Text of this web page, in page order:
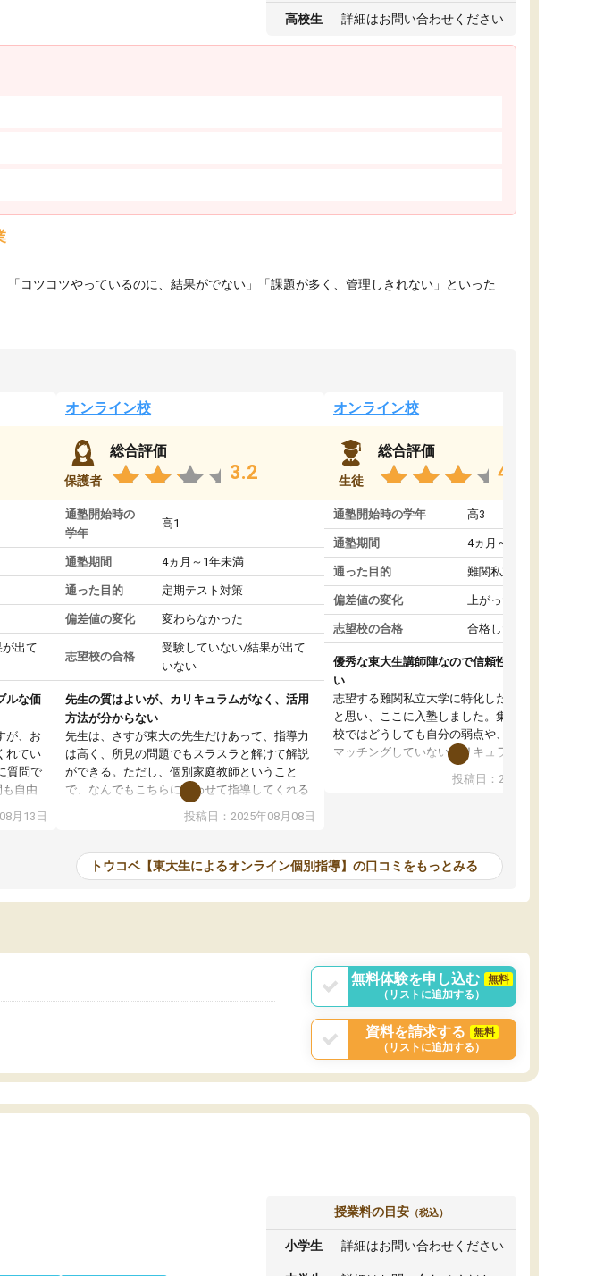
高校生 詳細はお問い合わせください
コツコツやっているのに、結果がでない」「課題が多く、管理しきれない」といった
出て
ルな価
が、お
れてい
質問で
自由
ると
があり
ます
月13日
オンライン校
保護者
総合評価
3.2
通塾開始時の
学年
高1
通塾期間 4ヵ月～1年未満
通った目的 定期テスト対策
偏差値の変化 変わらなかった
志望校の合格
受験していない/結果が出て
いない
先生の質はよいが、カリキュラムがなく、活用
方法が分からない
先生は、さすが東大の先生だけあって、指導力
は高く、所見の問題でもスラスラと解けて解説
ができる。ただし、個別家庭教師ということ
で、なんでもこちらに合わせて指導してくれる
のだが、具体的なカリキュラムがない。当方
は、授業の先取り学習をするため、学校の教科
いただいたが、1時間の時間を使って進められる
範囲は限られており、それであれば自学自習で
なく、上手い活用の仕方が分からず辞めること
投稿日：2025年08月08日
オンライン校
生徒
総合評価
4.4
通塾開始時の学年 高3
通塾期間 4ヵ月～1年未満
通った目的 難関私立受験対策
偏差値の変化 上がった
志望校の合格 合格した
優秀な東大生講師陣なので信頼性や安心感が高
い
志望する難関私立大学に特化した準備をしたい
と思い、ここに入塾しました。集団指導の予備
校ではどうしても自分の弱点や、志望校対策に
マッチングしていないカリキュラムに不安を感
また受験のノウハウを蓄積している優秀な東大
ツーマン指導によって、自分の志望校にふさわ
しいオリジナルのカリキュラムを提案してくれ
と感じました。
投稿日：2024年02月19日
トウコベ【東大生によるオンライン個別指導】の口コミをもっとみる
無料体験を申し込む
無料
（リストに追加する）
資料を請求する
無料
（リストに追加する）
授業料の目安 （税込）
小学生 詳細はお問い合わせください